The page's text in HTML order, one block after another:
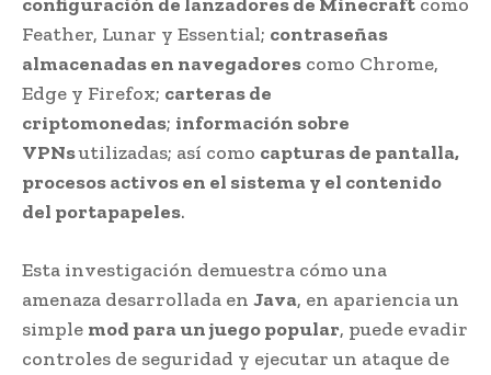
configuración de lanzadores de Minecraft como
Feather, Lunar y Essential; contraseñas
almacenadas en navegadores como Chrome,
Edge y Firefox; carteras de
criptomonedas; información sobre
VPNsutilizadas; así como capturas de pantalla,
procesos activos en el sistema y el contenido
del portapapeles.
Esta investigación demuestra cómo una
amenaza desarrollada en Java, en apariencia un
simple mod para un juego popular, puede evadir
controles de seguridad y ejecutar un ataque de